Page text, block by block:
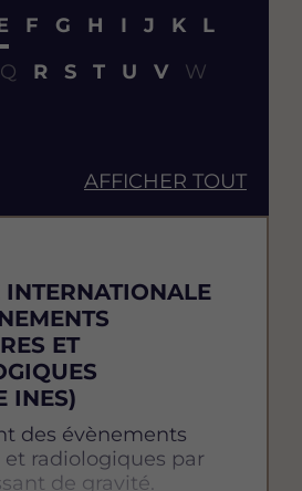
F G H I J K
L
Q R S T U V
W
AFFICHER TOUT
INTERNATIONALE
ET
INES)
des évènements
et radiologiques par
de gravité.